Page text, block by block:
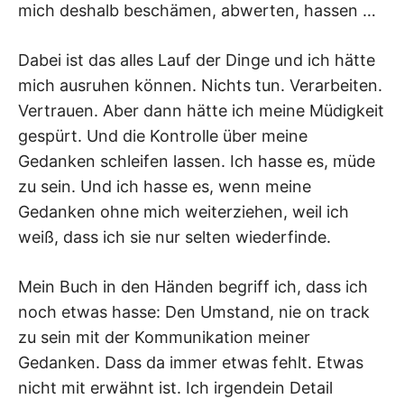
mich deshalb beschämen, abwerten, hassen …
Dabei ist das alles Lauf der Dinge und ich hätte
mich ausruhen können. Nichts tun. Verarbeiten.
Vertrauen. Aber dann hätte ich meine Müdigkeit
gespürt. Und die Kontrolle über meine
Gedanken schleifen lassen. Ich hasse es, müde
zu sein. Und ich hasse es, wenn meine
Gedanken ohne mich weiterziehen, weil ich
weiß, dass ich sie nur selten wiederfinde.
Mein Buch in den Händen begriff ich, dass ich
noch etwas hasse: Den Umstand, nie on track
zu sein mit der Kommunikation meiner
Gedanken. Dass da immer etwas fehlt. Etwas
nicht mit erwähnt ist. Ich irgendein Detail